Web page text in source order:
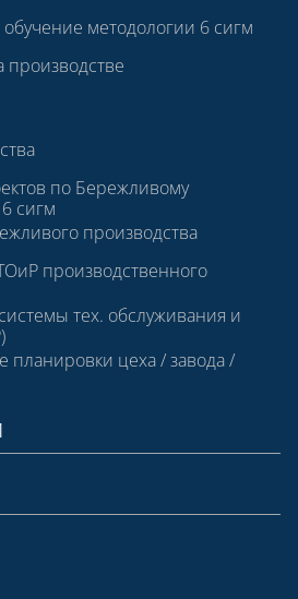
методологии 6 сигм
производстве
по Бережливому
сигм
производства
производственного
тех. обслуживания и
планировки цеха / завода /